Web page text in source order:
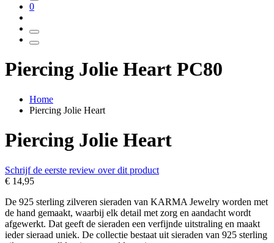
0
Piercing Jolie Heart PC80
Home
Piercing Jolie Heart
Piercing Jolie Heart
Schrijf de eerste review over dit product
€ 14,95
De 925 sterling zilveren sieraden van KARMA Jewelry worden met
de hand gemaakt, waarbij elk detail met zorg en aandacht wordt
afgewerkt. Dat geeft de sieraden een verfijnde uitstraling en maakt
ieder sieraad uniek. De collectie bestaat uit sieraden van 925 sterling